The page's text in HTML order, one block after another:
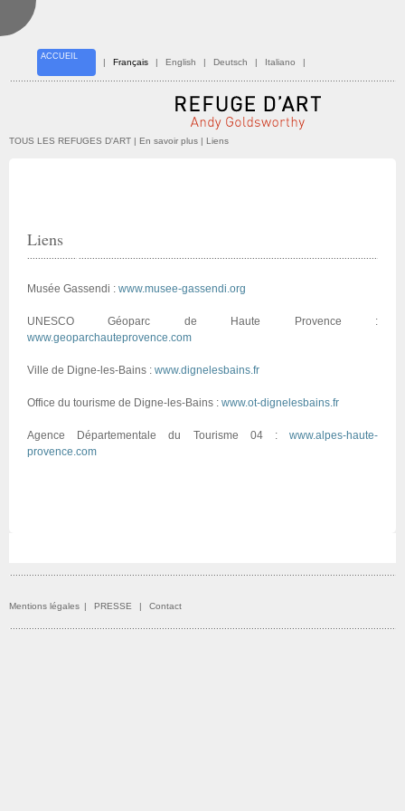
ACCUEIL
| Français | English | Deutsch | Italiano |
TOUS LES REFUGES D'ART | En savoir plus | Liens
Liens
Musée Gassendi : www.musee-gassendi.org
UNESCO Géoparc de Haute Provence :
www.geoparchauteprovence.com
Ville de Digne-les-Bains : www.dignelesbains.fr
Office du tourisme de Digne-les-Bains : www.ot-dignelesbains.fr
Agence Départementale du Tourisme 04 : www.alpes-haute-
provence.com
Mentions légales | PRESSE | Contact